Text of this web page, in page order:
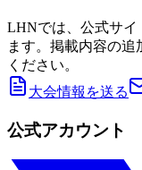
LHNでは、公式サイ
ます。掲載内容の追
ください。
大会情報を送る
公式アカウント